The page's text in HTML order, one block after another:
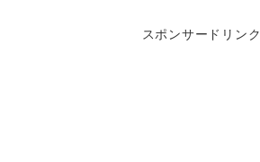
スポンサードリンク